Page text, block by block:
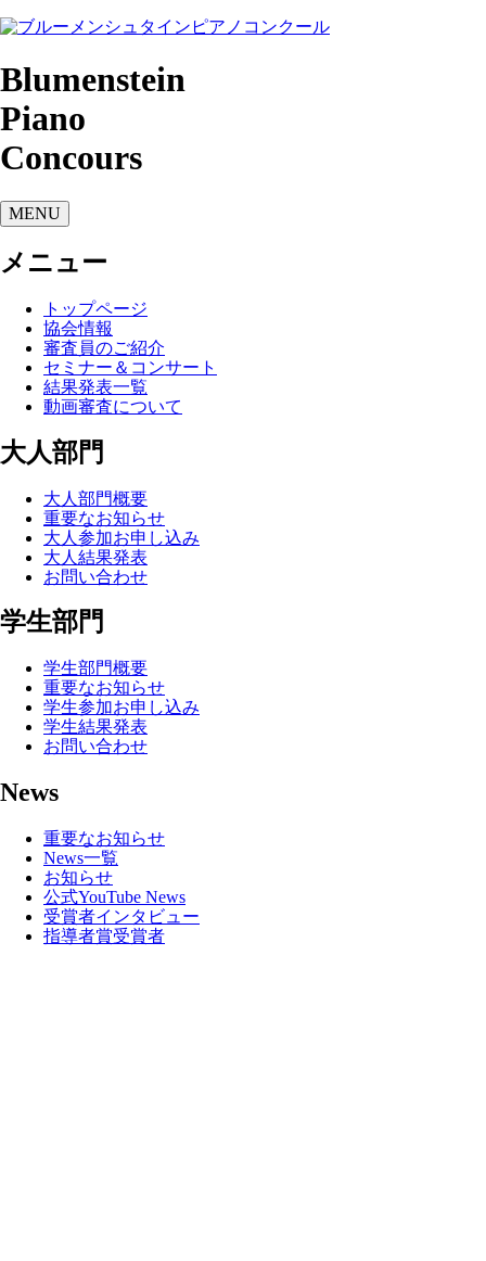
Blumenstein
Piano
Concours
MENU
メニュー
トップページ
協会情報
審査員のご紹介
セミナー＆コンサート
結果発表一覧
動画審査について
大人部門
大人部門概要
重要なお知らせ
大人参加お申し込み
大人結果発表
お問い合わせ
学生部門
学生部門概要
重要なお知らせ
学生参加お申し込み
学生結果発表
お問い合わせ
News
重要なお知らせ
News一覧
お知らせ
公式YouTube News
受賞者インタビュー
指導者賞受賞者